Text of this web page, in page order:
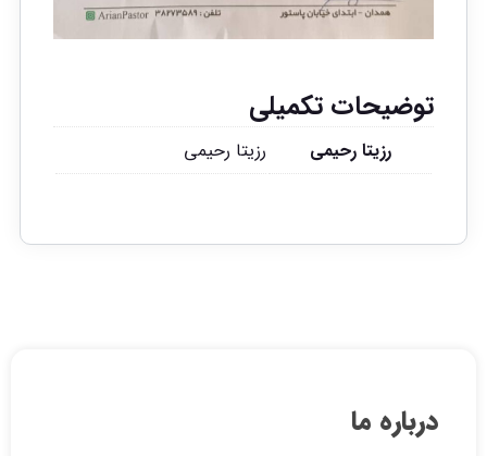
توضیحات تکمیلی
رزیتا رحیمی رزیتا رحیمی
درباره ما